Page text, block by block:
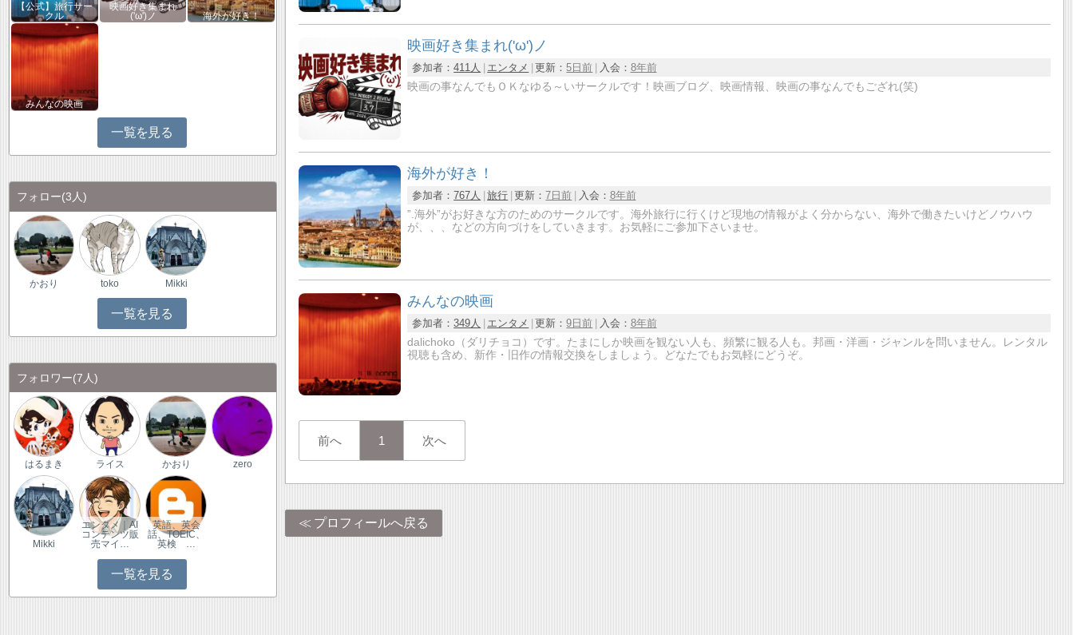
映画好き集まれ('ω')ノ
参加者：411人 エンタメ 更新：5日前 入会： 8年前
映画の事なんでもＯＫなゆる～いサークルです！映画ブログ、映画情報、映画の事なんでもござれ(笑)
海外が好き！
参加者：767人 旅行 更新：7日前 入会： 8年前
”.海外”がお好きな方のためのサークルです。海外旅行に行くけど現地の情報がよく分からない、海外で働きたいけどノウハウ
が、、、などの方向づけをしていきます。お気軽にご参加下さいませ。
みんなの映画
参加者：349人 エンタメ 更新：9日前 入会： 8年前
dalichoko（ダリチョコ）です。たまにしか映画を観ない人も、頻繁に観る人も。邦画・洋画・ジャンルを問いません。レンタル
視聴も含め、新作・旧作の情報交換をしましょう。どなたでもお気軽にどうぞ。
前へ 1 次へ
プロフィールへ戻る
【公式】旅行サー
クル
映画好き集まれ
('ω')ノ
海外が好き！
みんなの映画
一覧を見る
フォロー(3人)
かおり toko Mikki
一覧を見る
フォロワー(7人)
はるまき ライス かおり zero
Mikki
エンタメ｜AI
コンテンツ販
売マイ…
英語、英会
話、TOEIC、
英検 …
一覧を見る